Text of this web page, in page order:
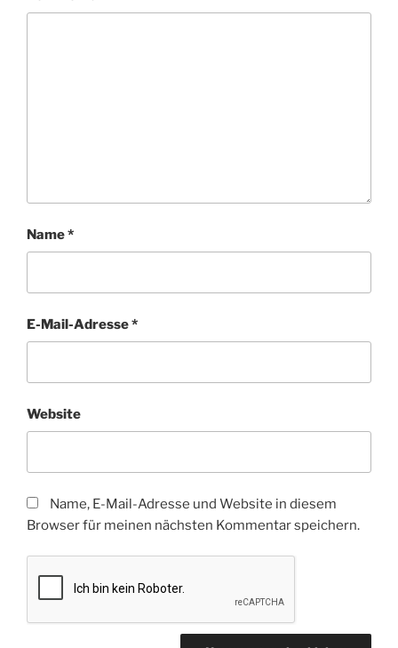
Name*
E-Mail-Adresse*
Website
Name, E-Mail-Adresse und Website in diesem
Browser für meinen nächsten Kommentar speichern.